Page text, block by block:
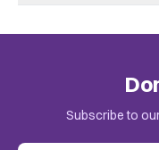
Uitgever
Check the invitation
Subscribe to